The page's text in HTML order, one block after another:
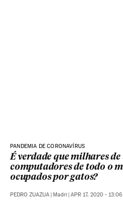
PANDEMIA DE CORONAVÍRUS
É verdade que milhares de
computadores de todo o
ocupados por gatos?
PEDRO ZUAZUA Madri APR 17, 2020 - 13:06